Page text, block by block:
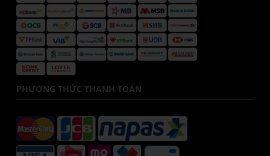
PHƯƠNG THỨC THANH TOÁN